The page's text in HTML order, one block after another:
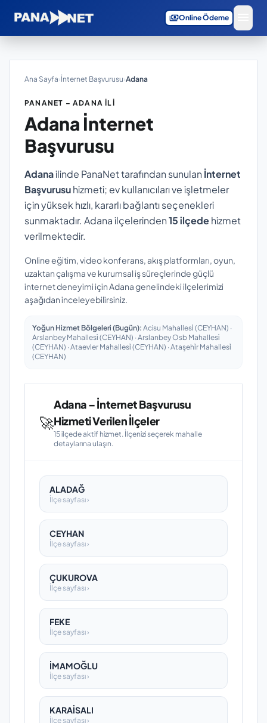
paymentsOnline Ödeme
Ana Sayfa›İnternet Başvurusu›Adana
PANANET – ADANA İLI
Adana İnternet
Başvurusu
Adanailinde PanaNet tarafından sunulan İnternet
Başvurusuhizmeti; ev kullanıcıları ve işletmeler
için yüksek hızlı, kararlı bağlantı seçenekleri
sunmaktadır. Adana ilçelerinden15 ilçedehizmet
verilmektedir.
Online eğitim, video konferans, akış platformları, oyun,
uzaktan çalışma ve kurumsal iş süreçlerinde güçlü
internet deneyimi için Adana genelindeki ilçelerimizi
aşağıdan inceleyebilirsiniz.
Yoğun Hizmet Bölgeleri (Bugün): Acisu Mahallesi̇ (CEYHAN) ·
Arslanbey Mahallesi̇ (CEYHAN) · Arslanbey Osb Mahallesi̇
(CEYHAN) · Ataevler Mahallesi̇ (CEYHAN) · Ataşehi̇r Mahallesi̇
(CEYHAN)
🚀
Adana – İnternet Başvurusu
Hizmeti Verilen İlçeler
15 ilçede aktif hizmet. İlçenizi seçerek mahalle
detaylarına ulaşın.
ALADAĞ
İlçe sayfası ›
CEYHAN
İlçe sayfası ›
ÇUKUROVA
İlçe sayfası ›
FEKE
İlçe sayfası ›
İMAMOĞLU
İlçe sayfası ›
KARAİSALI
İlçe sayfası ›